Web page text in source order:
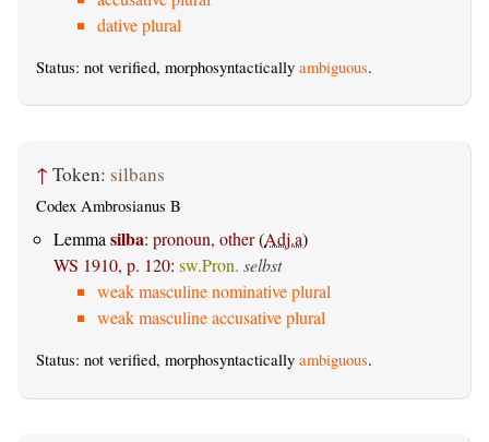
dative plural
Status: not verified, morphosyntactically ambiguous.
↑ Token: silbans
Codex Ambrosianus B
Lemmasilba: pronoun, other(Adj.a)
WS 1910, p. 120: sw.Pron. selbst
weak masculine nominative plural
weak masculine accusative plural
Status: not verified, morphosyntactically ambiguous.